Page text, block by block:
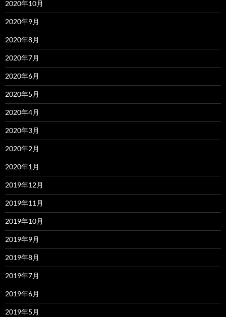
2020年10月
2020年9月
2020年8月
2020年7月
2020年6月
2020年5月
2020年4月
2020年3月
2020年2月
2020年1月
2019年12月
2019年11月
2019年10月
2019年9月
2019年8月
2019年7月
2019年6月
2019年5月